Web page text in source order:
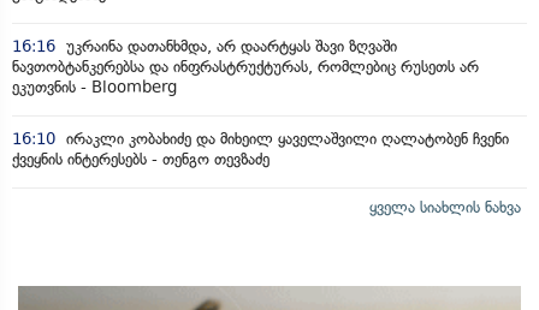
16:16 უკრაინა დათანხმდა, არ დაარტყას შავი ზღვაში
ნავთობტანკერებსა და ინფრასტრუქტურას, რომლებიც რუსეთს არ
ეკუთვნის - Bloomberg
16:10 ირაკლი კობახიძე და მიხეილ ყაველაშვილი ღალატობენ ჩვენი
ქვეყნის ინტერესებს - თენგო თევზაძე
ყველა სიახლის ნახვა